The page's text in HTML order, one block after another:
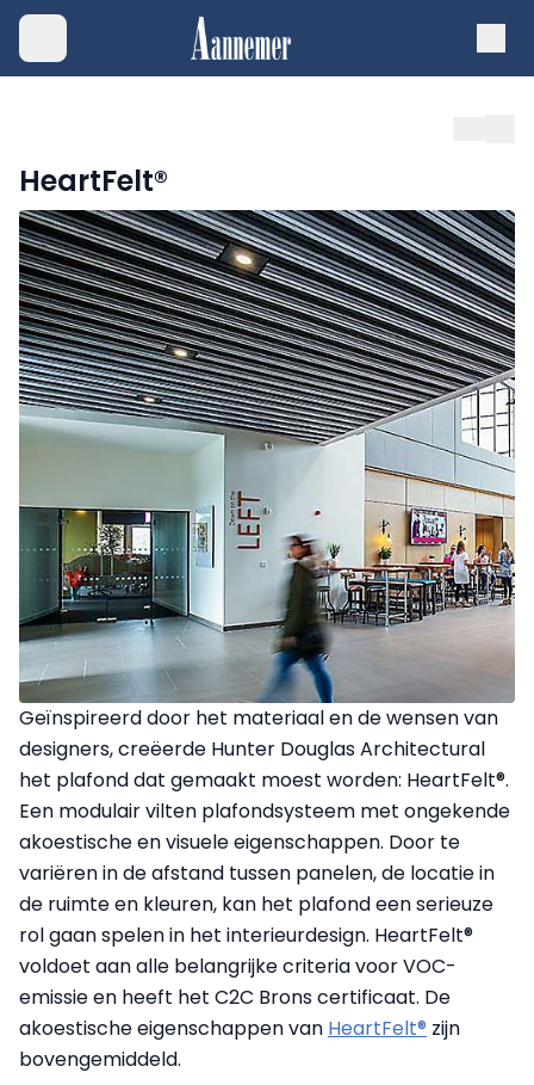
HeartFelt®
Geïnspireerd door het materiaal en de wensen van
designers, creëerde Hunter Douglas Architectural
het plafond dat gemaakt moest worden: HeartFelt®.
Een modulair vilten plafondsysteem met ongekende
akoestische en visuele eigenschappen. Door te
variëren in de afstand tussen panelen, de locatie in
de ruimte en kleuren, kan het plafond een serieuze
rol gaan spelen in het interieurdesign. HeartFelt®
voldoet aan alle belangrijke criteria voor VOC-
emissie en heeft het C2C Brons certificaat. De
akoestische eigenschappen van HeartFelt® zijn
bovengemiddeld.